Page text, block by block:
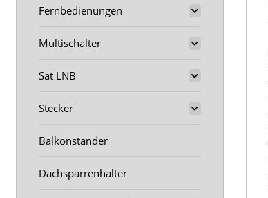
Fernbedienungen
Multischalter
Sat LNB
Stecker
Balkonständer
Dachsparrenhalter